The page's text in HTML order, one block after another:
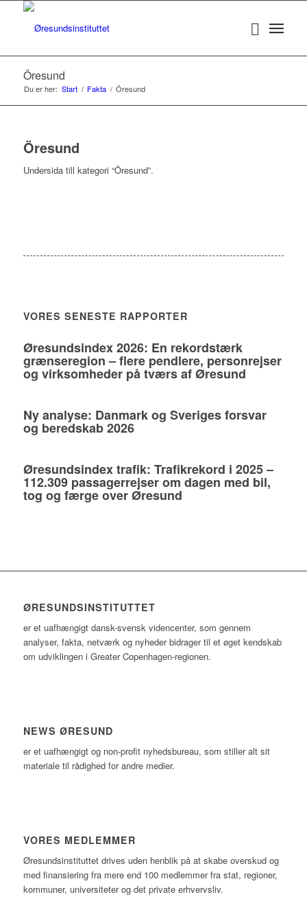
Öresund
Du er her: Start / Fakta / Öresund
Öresund
Undersida till kategori “Öresund”.
VORES SENESTE RAPPORTER
Øresundsindex 2026: En rekordstærk
grænseregion – flere pendlere, personrejser
og virksomheder på tværs af Øresund
Ny analyse: Danmark og Sveriges forsvar
og beredskab 2026
Øresundsindex trafik: Trafikrekord i 2025 –
112.309 passagerrejser om dagen med bil,
tog og færge over Øresund
ØRESUNDSINSTITUTTET
er et uafhængigt dansk-svensk videncenter, som gennem
analyser, fakta, netværk og nyheder bidrager til et øget kendskab
om udviklingen i Greater Copenhagen-regionen.
NEWS ØRESUND
er et uafhængigt og non-profit nyhedsbureau, som stiller alt sit
materiale til rådighed for andre medier.
VORES MEDLEMMER
Øresundsinstituttet drives uden henblik på at skabe overskud og
med finansiering fra mere end 100 medlemmer fra stat, regioner,
kommuner, universiteter og det private erhvervsliv.